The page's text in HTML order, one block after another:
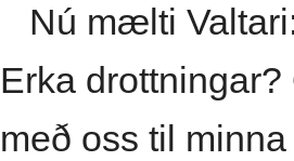
Nú mælti
Erka
með oss til